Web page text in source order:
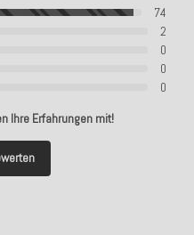
74
2
0
0
0
Ihre Erfahrungen mit!